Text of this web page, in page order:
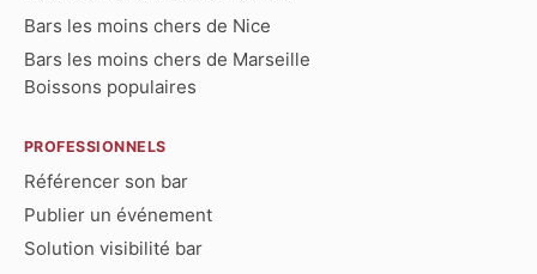
Bars les moins chers de Nice
Bars les moins chers de Marseille
Boissons populaires
PROFESSIONNELS
Référencer son bar
Publier un événement
Solution visibilité bar